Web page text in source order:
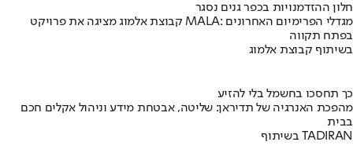
חלון ההזדמנויות בכפר גנים נסגר
קבוצת אלמוג מציגה את פרויקט MALA: מגדלי הפרימיום האחרונים
בפתח תקווה
בשיתוף קבוצת אלמוג
כך תחסכו בחשמל בלי להזיע
מהפכת האנרגיה של תדיראן: שליטה, אבטחת מידע וניהול אקלים חכם
בבית
בשיתוף TADIRAN